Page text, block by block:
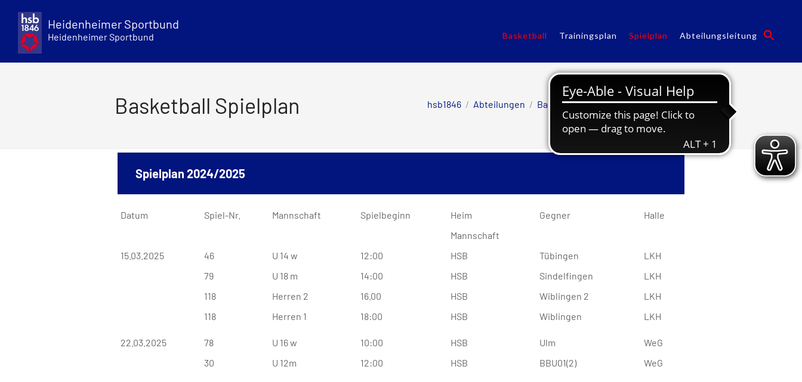
content
Heidenheimer Sportbund
Heidenheimer Sportbund Basketball Trainingsplan Spielplan Abteilungsleitung
hsb1846 / Abteilungen / Basketball / Basketball Spielplan
Basketball Spielplan
Spielplan 2024/2025
Datum Spiel-Nr. Mannschaft Spielbeginn Heim Gegner
Halle
Mannschaft
15.03.2025
46 U 14 w 12:00 HSB Tübingen
LKH
79
U 18 m 14:00 HSB Sindelfingen
LKH
118
Herren 2 16.00 HSB Wiblingen 2
LKH
118
Herren 1 18:00 HSB Wiblingen LKH
22.03.2025 78 U 16 w 10:00 HSB Ulm
WeG
30
U 12m 12:00 HSB BBU01(2) WeG